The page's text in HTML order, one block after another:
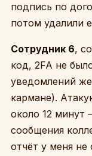
подпись по
потом удалили
Сотрудник 6,
код, 2FA не
уведомлений
кармане).
около 12 минут
сообщения
отчёт у меня не